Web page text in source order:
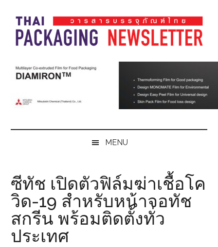
main
content
secondary
menu
primary
sidebar
footer
Thai
Pack
Magazine
Pack
MENU
ซีทัช เปิดตัวฟิล์มฆ่าเชื้อโค
วิด-19 สำหรับหน้าจอทัช
สกรีน พร้อมติดตั้งทั่ว
ประเทศ